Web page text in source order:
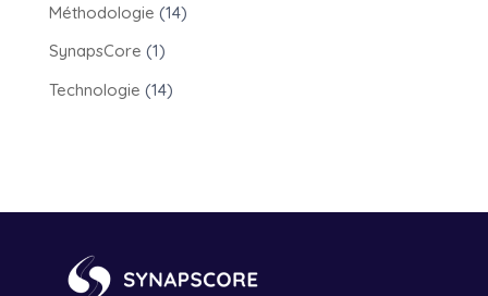
Méthodologie (14)
SynapsCore (1)
Technologie (14)